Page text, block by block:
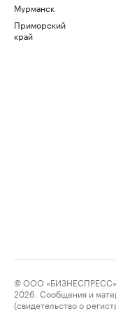
Мурманск
Приморский
край
© ООО
2026. Сообщения и
(свидетельство о